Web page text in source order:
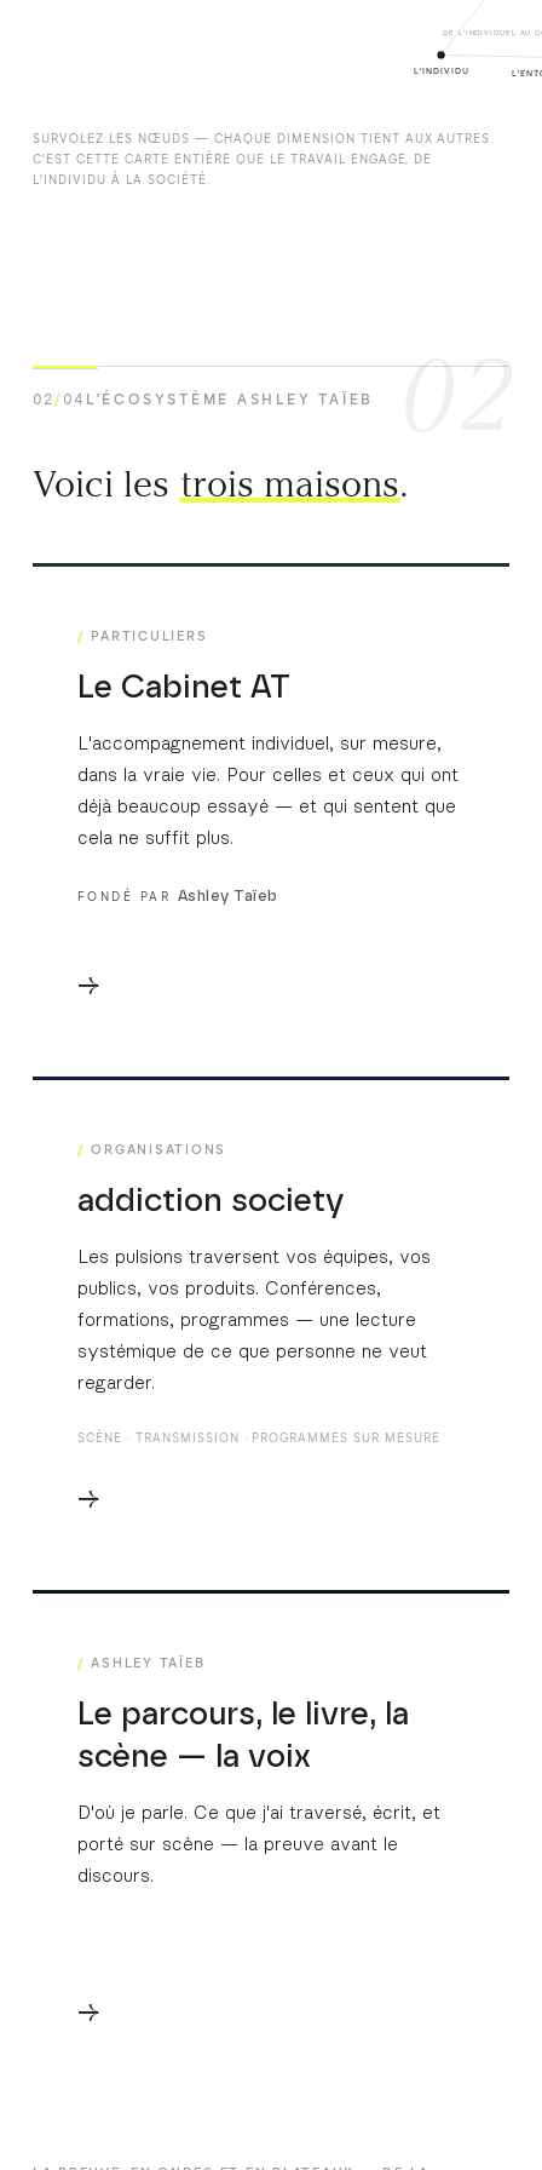
DE L'INDIVIDUEL AU
L'INDIVIDU
SURVOLEZ LES NŒUDS — CHAQUE DIMENSION TIENT AUX AUTRES.
C'EST CETTE CARTE ENTIÈRE QUE LE TRAVAIL ENGAGE, DE
L'INDIVIDU À LA SOCIÉTÉ.
02/ 04 L'ÉCOSYSTÈME ASHLEY TAÏEB 02
Voici les trois maisons.
PARTICULIERS
Le Cabinet AT
L'accompagnement individuel, sur mesure,
dans la vraie vie. Pour celles et ceux qui ont
déjà beaucoup essayé — et qui sentent que
cela ne suffit plus.
FONDÉ PAR Ashley Taïeb
→
ORGANISATIONS
addiction society
Les pulsions traversent vos équipes, vos
publics, vos produits. Conférences,
formations, programmes — une lecture
systémique de ce que personne ne veut
regarder.
SCÈNE · TRANSMISSION · PROGRAMMES SUR MESURE
→
ASHLEY TAÏEB
Le parcours, le livre, la
scène — la voix
D'où je parle. Ce que j'ai traversé, écrit, et
porté sur scène — la preuve avant le
discours.
→